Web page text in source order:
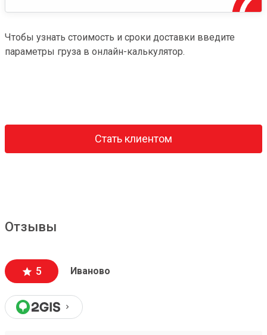
Чтобы узнать стоимость и сроки доставки введите
параметры груза в онлайн-калькулятор.
Стать клиентом
Отзывы
5 Иваново